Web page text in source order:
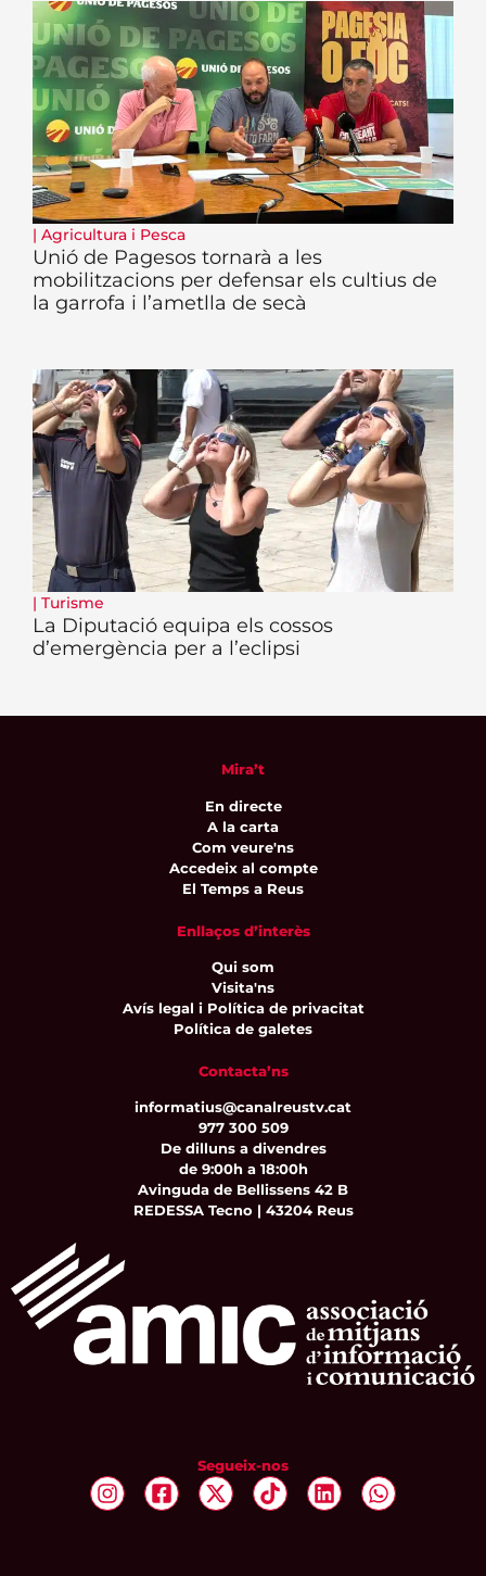
| Agricultura i Pesca
Unió de Pagesos tornarà a les
mobilitzacions per defensar els cultius de
la garrofa i l’ametlla de secà
| Turisme
La Diputació equipa els cossos
d’emergència per a l’eclipsi
Mira’t
En directe
A la carta
Com veure'ns
Accedeix al compte
El Temps a Reus
Enllaços d’interès
Qui som
Visita'ns
Avís legal i Política de privacitat
Política de galetes
Contacta’ns
informatius@canalreustv.cat
977 300 509
De dilluns a divendres
de 9:00h a 18:00h
Avinguda de Bellissens 42 B
REDESSA Tecno | 43204 Reus
Segueix-nos